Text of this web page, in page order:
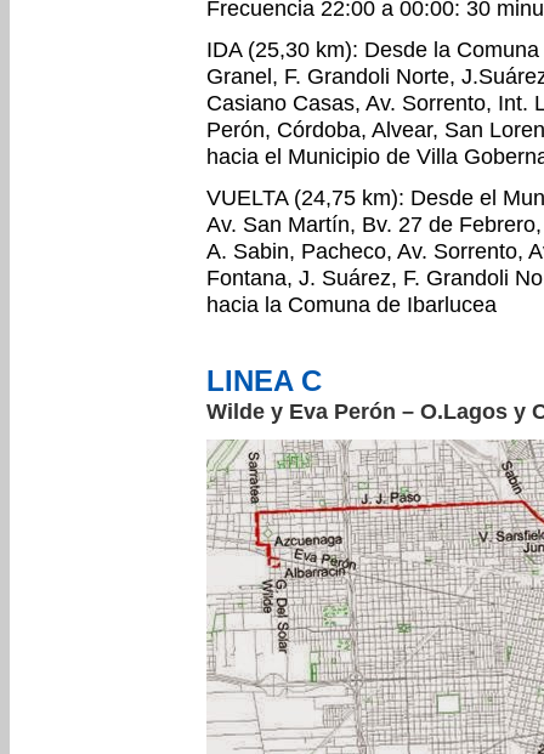
Frecuencia 22:00 a 00:00: 30
IDA (25,30 km): Desde la
Granel, F. Grandoli Norte,
Casiano Casas, Av. Sorrento, Int.
Perón, Córdoba, Alvear, San
hacia el Municipio de Villa
VUELTA (24,75 km): Desde el
Av. San Martín, Bv. 27 de
A. Sabin, Pacheco, Av. Sorrento,
Fontana, J. Suárez, F. Grandoli
hacia la Comuna de Ibarlucea
LINEA C
Wilde y Eva Perón – O.Lagos y